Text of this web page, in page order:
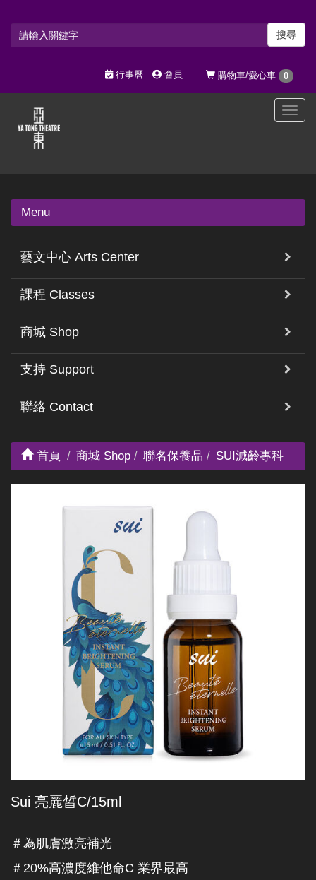
搜尋
購物車/愛心車 0
行事曆 會員
選
Menu
藝文中心 Arts Center
課程 Classes
商城 Shop
支持 Support
聯絡 Contact
首頁 商城 Shop 聯名保養品 SUI減齡專科
Sui 亮麗皙C/15ml
＃為肌膚激亮補光
＃20%高濃度維他命C 業界最高